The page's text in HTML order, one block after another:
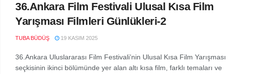
36.Ankara Film Festivali Ulusal Kısa Film
Yarışması Filmleri Günlükleri-2
TUBA BÜDÜŞ 19 KASIM 2025
36.Ankara Uluslararası Film Festivali’nin Ulusal Kısa Film Yarışması
seçkisinin ikinci bölümünde yer alan altı kısa film, farklı temaları ve